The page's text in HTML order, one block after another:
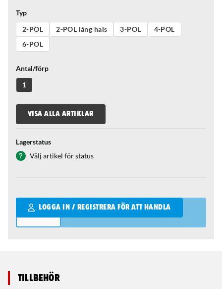
Typ
2-POL
2-POL lång hals 3-POL
4-POL
6-POL
Antal/förp
1
VISA ALLA ARTIKLAR
Lagerstatus
Välj artikel för status
LOGGA IN / REGISTRERA FÖR ATT HANDLA
Qantity
Tillbehör